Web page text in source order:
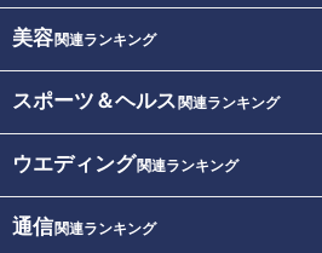
美容関連ランキング
スポーツ＆ヘルス 関連ランキング
ウエディング関連ランキング
通信関連ランキング